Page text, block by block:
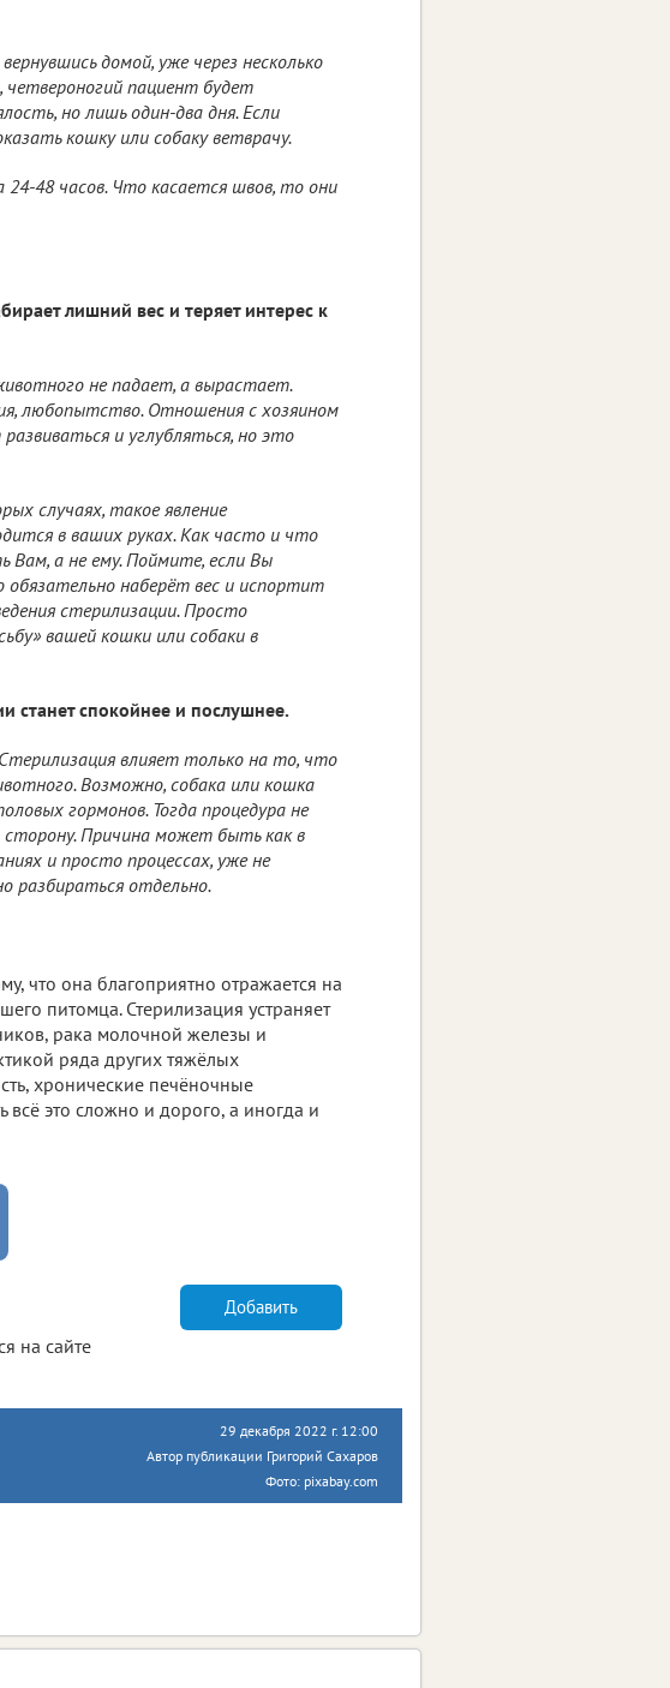
домой, уже через несколько
четвероногий пациент будет
но лишь один-два дня. Если
кошку или собаку ветврачу.
24-48 часов. Что касается швов, то они
лишний вес и теряет интерес к
не падает, а вырастает.
любопытство. Отношения с хозяином
и углубляться, но это
случаях, такое явление
в ваших руках. Как часто и что
а не ему. Поймите, если Вы
наберёт вес и испортит
стерилизации. Просто
вашей кошки или собаки в
станет спокойнее и послушнее.
влияет только на то, что
Возможно, собака или кошка
гормонов. Тогда процедура не
Причина может быть как в
и просто процессах, уже не
разбираться отдельно.
что она благоприятно отражается на
питомца. Стерилизация устраняет
рака молочной железы и
ряда других тяжёлых
хронические печёночные
всё это сложно и дорого, а иногда и
на сайте
Добавить
29 декабря 2022 г. 12:00
Автор публикации Григорий Сахаров
Фото: pixabay.com